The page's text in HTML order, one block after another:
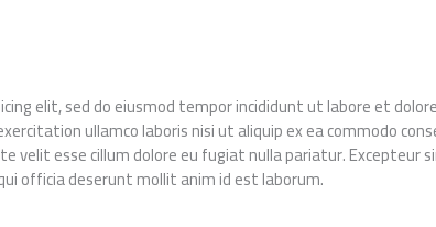
elit, sed do eiusmod tempor incididunt ut labore et
ullamco laboris nisi ut aliquip ex ea commodo
velit esse cillum dolore eu fugiat nulla pariatur. Excepteur
officia deserunt mollit anim id est laborum.